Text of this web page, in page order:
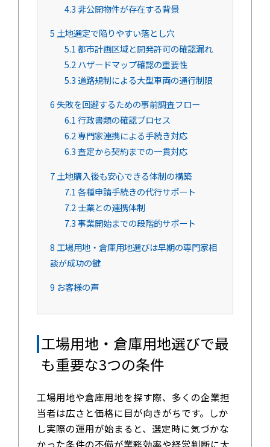
4.3非公開物件が存在する背景
5 土地選定で陥りやすい落とし穴
5.1都市計画区域と開発許可の確認漏れ
5.2ハザードマップ確認の重要性
5.3 道路規制による大型車両の通行制限
6 失敗を回避するための事前調査フロー
6.1行政書類の確認プロセス
6.2専門家連携による手続き対応
6.3査定から契約までの一貫対応
7 土地購入後も安心できる体制の構築
7.1各種申請手続きの代行サポート
7.2士業との連携体制
7.3事業開始までの段階的サポート
8 工場用地・倉庫用地選びは早期の専門家相
談が成功の鍵
9 お客様の声
工場用地・倉庫用地選びで最
も重要な3つの条件
工場用地や倉庫用地を探す際、多くの企業担
当者は広さと価格に目が向きがちです。しか
し実際の運用が始まると、選定時に気づかな
かった条件の不備が業務効率や経営判断に大